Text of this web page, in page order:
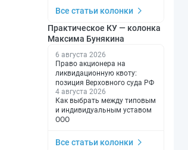
Все статьи колонки
Практическое КУ — колонка
Максима Бунякина
6 августа 2026
Право акционера на
ликвидационную квоту:
позиция Верховного суда РФ
4 августа 2026
Как выбрать между типовым
и индивидуальным уставом
ООО
Все статьи колонки